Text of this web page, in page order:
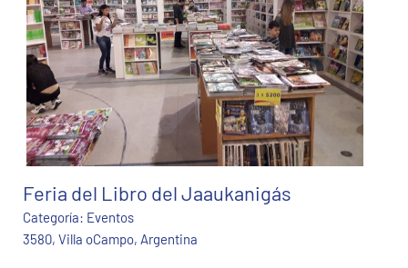
Feria del Libro del Jaaukanigás
Categoría: Eventos
3580, Villa oCampo, Argentina